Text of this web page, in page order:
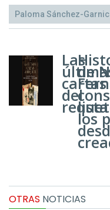
Paloma Sánchez-
Las
cartas
del
de
los
OTRAS NOTICIAS